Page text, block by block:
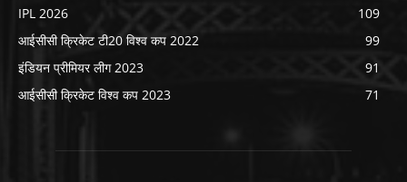
IPL 2026
109
आईसीसी क्रिकेट टी20 विश्व कप 2022
99
इंडियन प्रीमियर लीग 2023
91
आईसीसी क्रिकेट विश्व कप 2023
71